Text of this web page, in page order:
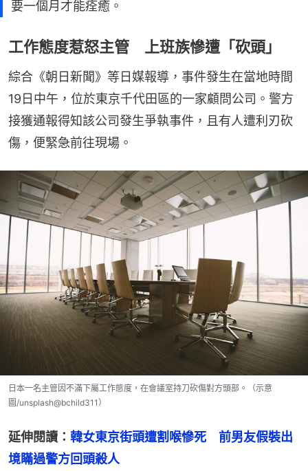
要一個月才能痊癒。
工作態度惹怒主管 上班族慘遭「砍頭」
綜合《朝日新聞》等日媒報導，事件發生在當地時間
19日中午，位於東京千代田區的一家顧問公司。警方
接獲通報得知該公司發生爭執事件，且有人遭利刃砍
傷，便緊急前往現場。
日本一名主管因不滿下屬工作態度，在會議室持刀砍傷對方頭部。（示意
圖/unsplash@bchild311）
延伸閱讀： 韓女東京街頭遭割喉慘死　前男友假裝出
境瞞過警方回頭殺人